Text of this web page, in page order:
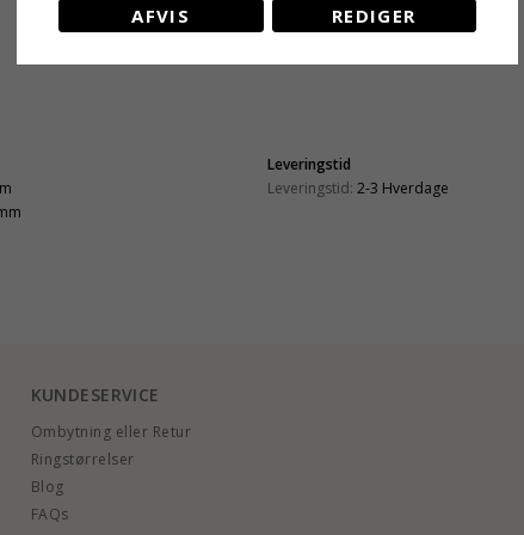
Leveringstid
Leveringstid: 2-3 Hverdage
KUNDESERVICE
Ombytning eller Retur
Ringstørrelser
Blog
FAQs
AFVIS REDIGER